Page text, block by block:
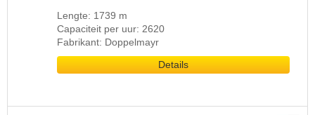
Lengte: 1739 m
Capaciteit per uur: 2620
Fabrikant: Doppelmayr
Details